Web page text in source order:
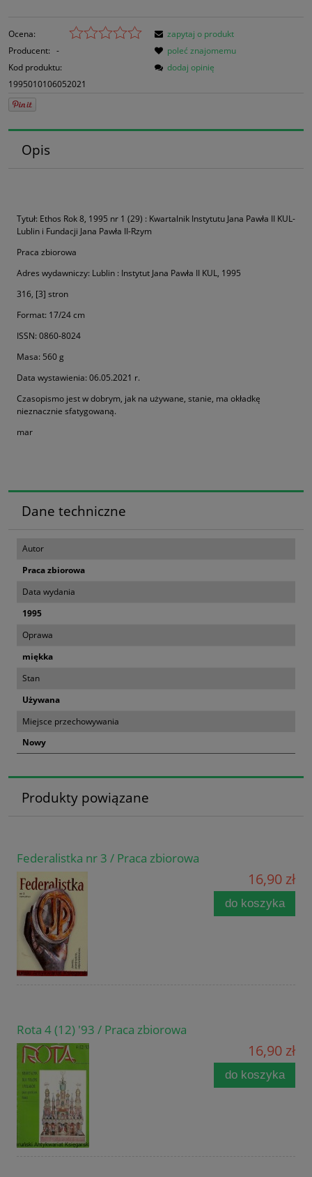
Ocena:
Producent: -
Kod produktu:
1995010106052021
zapytaj o produkt
poleć znajomemu
dodaj opinię
Opis
Tytuł: Ethos Rok 8, 1995 nr 1 (29) : Kwartalnik Instytutu Jana Pawła II KUL-
Lublin i Fundacji Jana Pawła II-Rzym
Praca zbiorowa
Adres wydawniczy: Lublin : Instytut Jana Pawła II KUL, 1995
316, [3] stron
Format: 17/24 cm
ISSN: 0860-8024
Masa: 560 g
Data wystawienia: 06.05.2021 r.
Czasopismo jest w dobrym, jak na używane, stanie, ma okładkę
nieznacznie sfatygowaną.
mar
Dane techniczne
Autor
Praca zbiorowa
Data wydania
1995
Oprawa
miękka
Stan
Używana
Miejsce przechowywania
Nowy
Produkty powiązane
Federalistka nr 3 / Praca zbiorowa
16,90 zł
do koszyka
Rota 4 (12) '93 / Praca zbiorowa
16,90 zł
do koszyka